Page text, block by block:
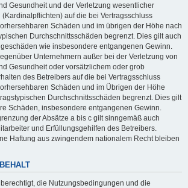
Gesundheit und der Verletzung wesentlicher
(Kardinalpflichten) auf die bei Vertragsschluss
Schäden und im übrigen der Höhe nach
Durchschnittsschäden begrenzt. Dies gilt auch
wie insbesondere entgangenen Gewinn.
Unternehmern außer bei der Verletzung von
Gesundheit oder vorsätzlichem oder grob
des Betreibers auf die bei Vertragsschluss
Schäden und im Übrigen der Höhe
Durchschnittsschäden begrenzt. Dies gilt
Schäden, insbesondere entgangenen Gewinn.
der Absätze a bis c gilt sinngemäß auch
und Erfüllungsgehilfen des Betreibers.
Haftung aus zwingendem nationalem Recht bleiben
die Nutzungsbedingungen und die